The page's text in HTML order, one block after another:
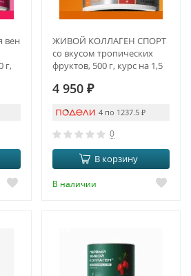
вен
г,
ЖИВОЙ КОЛЛАГЕН СПОРТ
со вкусом тропических
фруктов, 500 г, курс на 1,5
4 950 ₽
4 по 1237.5 ₽
0
В корзину
В наличии